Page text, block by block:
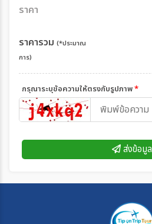
ราคา
ราคารวม (*ประมาณ
การ)
กรุณาระบุข้อความให้ตรงกับรูปภาพ*
ส่งข้อมูล